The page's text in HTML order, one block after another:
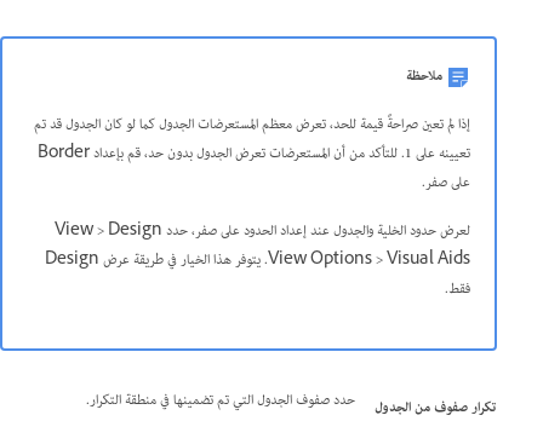
ملاحظة
إذا لم تعين صراحةً قيمة للحد، تعرض معظم المستعرضات الجدول كما لو كان الجدول قد تم
تعيينه على 1. للتأكد من أن المستعرضات تعرض الجدول بدون حد، قم بإعداد Border
على صفر.
لعرض حدود الخلية والجدول عند إعداد الحدود على صفر، حدد View > Design
View Options > Visual Aids. يتوفر هذا الخيار في طريقة عرض Design
فقط.
تكرار صفوف من الجدول حدد صفوف الجدول التي تم تضمينها في منطقة التكرار.